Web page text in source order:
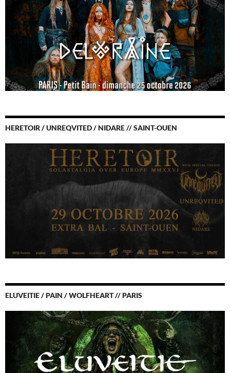
HERETOIR / UNREQVITED / NIDARE // SAINT-OUEN
ELUVEITIE / PAIN / WOLFHEART // PARIS